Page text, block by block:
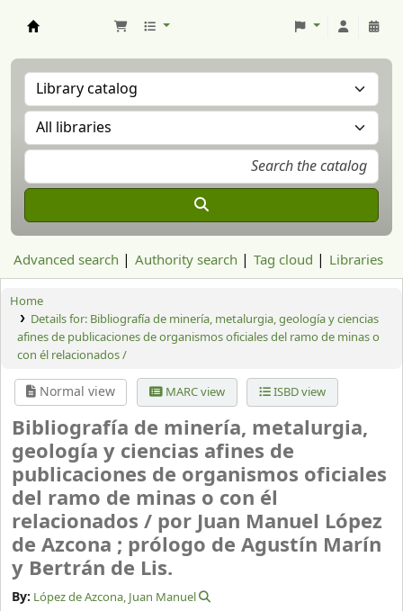
Advanced search Authority search Tag cloud Libraries
Home
Details for: Bibliografía de minería, metalurgia, geología y ciencias
afines de publicaciones de organismos oficiales del ramo de minas o
con él relacionados /
Normal view MARC view ISBD view
Bibliografía de minería, metalurgia,
geología y ciencias afines de
publicaciones de organismos oficiales
del ramo de minas o con él
relacionados / por Juan Manuel López
de Azcona ; prólogo de Agustín Marín
y Bertrán de Lis.
By: López de Azcona, Juan Manuel